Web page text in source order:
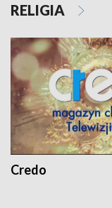
RELIGIA
Credo